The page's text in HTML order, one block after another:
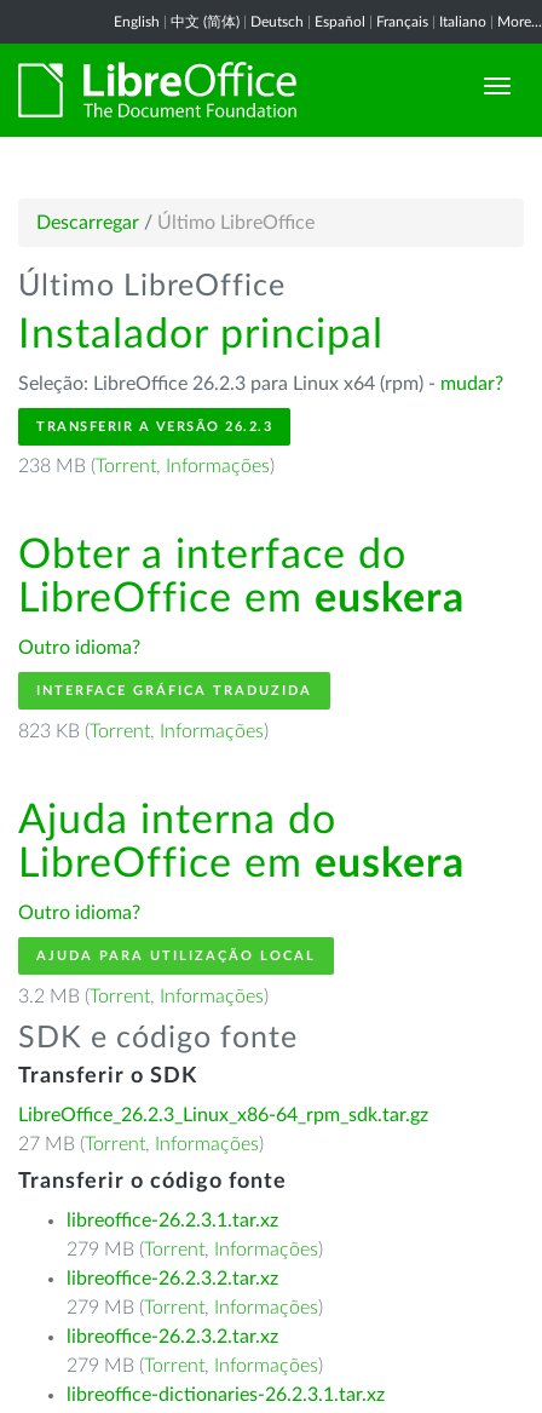
English 中文 (简体) Deutsch Español Français Italiano More...
Descarregar / Último LibreOffice
Último LibreOffice
Instalador principal
Seleção: LibreOffice 26.2.3 para Linux x64 (rpm) - mudar?
TRANSFERIR A VERSÃO 26.2.3
238 MB (Torrent, Informações)
Obter a interface do
LibreOffice em euskera
Outro idioma?
INTERFACE GRÁFICA TRADUZIDA
823 KB (Torrent, Informações)
Ajuda interna do
LibreOffice em euskera
Outro idioma?
AJUDA PARA UTILIZAÇÃO LOCAL
3.2 MB (Torrent, Informações)
SDK e código fonte
Transferir o SDK
LibreOffice_26.2.3_Linux_x86-64_rpm_sdk.tar.gz
27 MB (Torrent, Informações)
Transferir o código fonte
libreoffice-26.2.3.1.tar.xz
279 MB (Torrent, Informações)
libreoffice-26.2.3.2.tar.xz
279 MB (Torrent, Informações)
libreoffice-26.2.3.2.tar.xz
279 MB (Torrent, Informações)
libreoffice-dictionaries-26.2.3.1.tar.xz